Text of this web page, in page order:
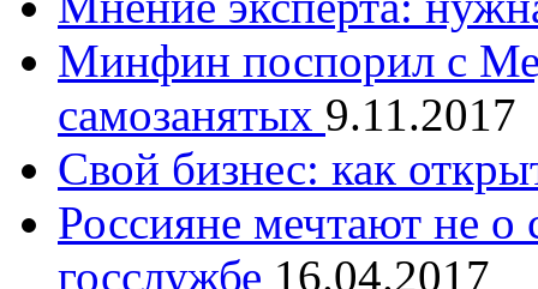
Минфин поспорил с
самозанятых 9.11.2017
Свой бизнес: как
Россияне мечтают не о
госслужбе 16.04.2017